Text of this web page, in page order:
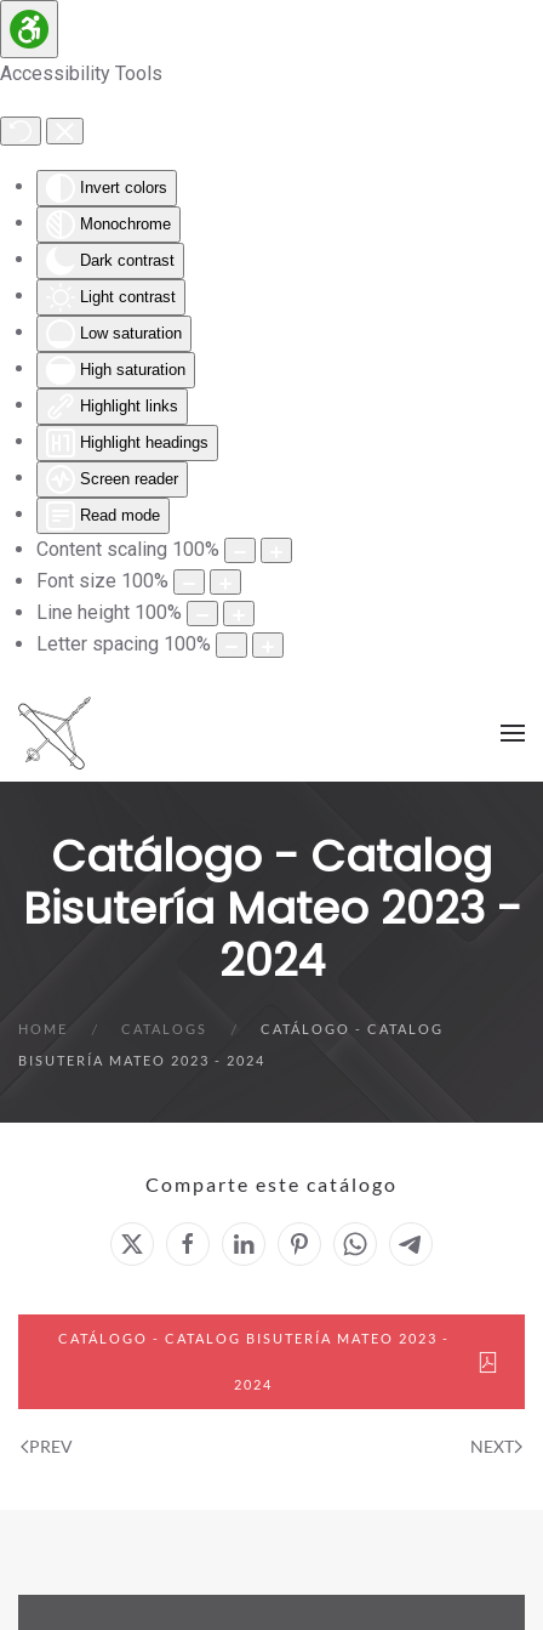
Accessibility Tools
Invert colors
Monochrome
Dark contrast
Light contrast
Low saturation
High saturation
Highlight links
Highlight headings
Screen reader
Read mode
Content scaling 100%
Font size 100%
Line height 100%
Letter spacing 100%
Skip to main content
Catálogo - Catalog
Bisutería Mateo 2023 -
2024
HOME CATALOGS
CATÁLOGO - CATALOG
BISUTERÍA MATEO 2023 - 2024
Comparte este catálogo
CATÁLOGO - CATALOG BISUTERÍA MATEO 2023 -
2024
PREV NEXT